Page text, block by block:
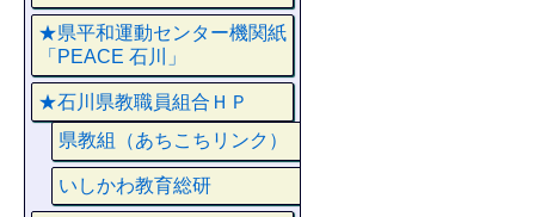
★県平和運動センター機関紙
「PEACE 石川」
★石川県教職員組合ＨＰ
県教組（あちこちリンク）
いしかわ教育総研